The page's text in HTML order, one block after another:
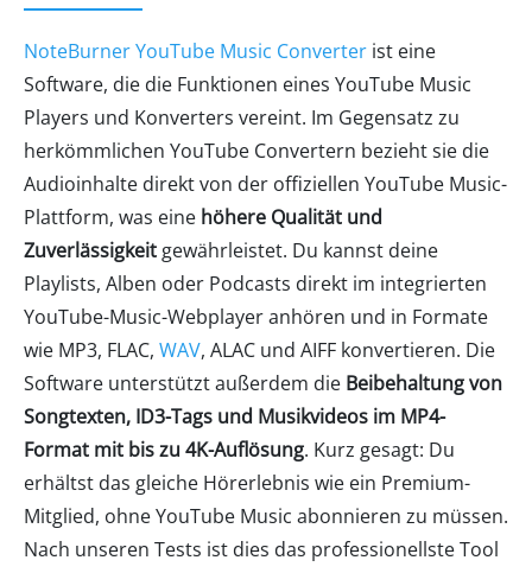
NoteBurner YouTube Music Converter ist eine
Software, die die Funktionen eines YouTube Music
Players und Konverters vereint. Im Gegensatz zu
herkömmlichen YouTube Convertern bezieht sie die
Audioinhalte direkt von der offiziellen YouTube Music-
Plattform, was eine höhere Qualität und
Zuverlässigkeitgewährleistet. Du kannst deine
Playlists, Alben oder Podcasts direkt im integrierten
YouTube-Music-Webplayer anhören und in Formate
wie MP3, FLAC, WAV, ALAC und AIFF konvertieren. Die
Software unterstützt außerdem die Beibehaltung von
Songtexten, ID3-Tags und Musikvideos im MP4-
Format mit bis zu 4K-Auflösung. Kurz gesagt: Du
erhältst das gleiche Hörerlebnis wie ein Premium-
Mitglied, ohne YouTube Music abonnieren zu müssen.
Nach unseren Tests ist dies das professionellste Tool